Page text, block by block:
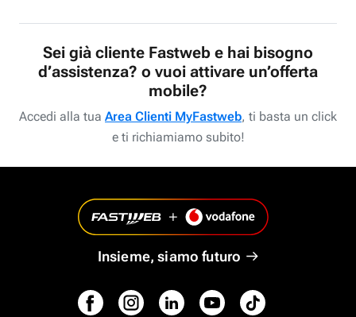
Sei già cliente Fastweb e hai bisogno
d’assistenza? o vuoi attivare un’offerta
mobile?
Accedi alla tua Area Clienti MyFastweb, ti basta un click
e ti richiamiamo subito!
Insieme, siamo futuro